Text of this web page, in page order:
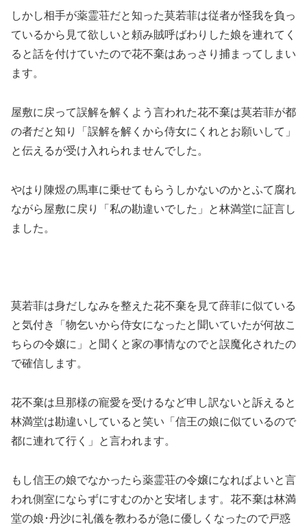
しかし相手が薬霊荘だと知った莫若菲は従者が怪我を負っ
ているから見て欲しいと頼み賊呼ばわりした娘を連れてく
ると話を付けていたので花不棄はあっさり捕まってしまい
ます。
屋敷に戻って誤解を解くよう言われた花不棄は莫若菲が都
の者だと知り「誤解を解くから侍女にくれとお願いして」
と伝えるが受け入れられませんでした。
やはり陳煜の馬車に乗せてもらうしかないのかとふて腐れ
ながら屋敷に戻り「私の勘違いでした」と林満堂に証言し
ました。
莫若菲は身だしなみを整えた花不棄を見て薛菲に似ている
と気付き「物乞いから侍女になったと聞いていたが何故こ
ちらの令嬢に」と聞くと家の事情なのでと誤魔化されたの
で確信します。
花不棄は旦那様の寵愛を受けるなど申し訳ないと訴えると
林満堂は勘違いしていると笑い「信王の娘に似ているので
都に連れて行く」と言われます。
もし信王の娘でなかったら薬霊荘の令嬢になればよいと言
われ側室にならずにすむのかと安堵します。花不棄は林満
堂の娘･丹沙に礼儀を教わるが急に優しくなったので戸惑